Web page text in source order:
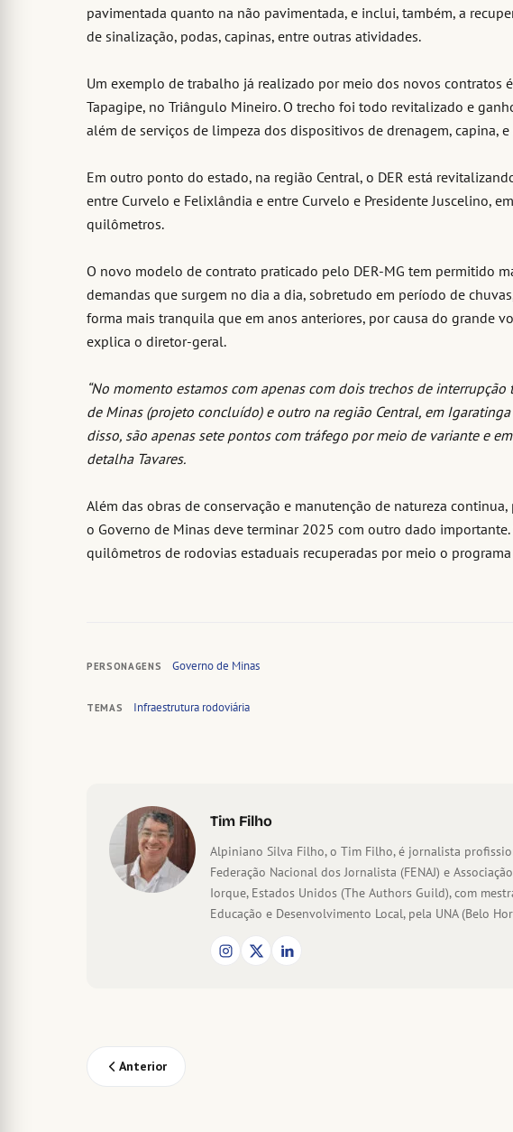
pavimentada quanto na não pavimentada, e inclui, também, a
de sinalização, podas, capinas, entre outras atividades.
Um exemplo de trabalho já realizado por meio dos novos contratos
Tapagipe, no Triângulo Mineiro. O trecho foi todo revitalizado e
além de serviços de limpeza dos dispositivos de drenagem, capina,
Em outro ponto do estado, na região Central, o DER está
entre Curvelo e Felixlândia e entre Curvelo e Presidente Juscelino,
quilômetros.
O novo modelo de contrato praticado pelo DER-MG tem permitido
demandas que surgem no dia a dia, sobretudo em período de
forma mais tranquila que em anos anteriores, por causa do grande
explica o diretor-geral.
“No momento estamos com apenas com dois trechos de
de Minas (projeto concluído) e outro na região Central, em
disso, são apenas sete pontos com tráfego por meio de variante e
detalha Tavares.
Além das obras de conservação e manutenção de natureza
o Governo de Minas deve terminar 2025 com outro dado
quilômetros de rodovias estaduais recuperadas por meio o programa
PERSONAGENS Governo de Minas
TEMAS Infraestrutura rodoviária
Tim Filho
Alpiniano Silva Filho, o Tim Filho, é jornalista
Federação Nacional dos Jornalista (FENAJ) e
Iorque, Estados Unidos (The Authors Guild), com
Educação e Desenvolvimento Local, pela UNA (Belo
Anterior